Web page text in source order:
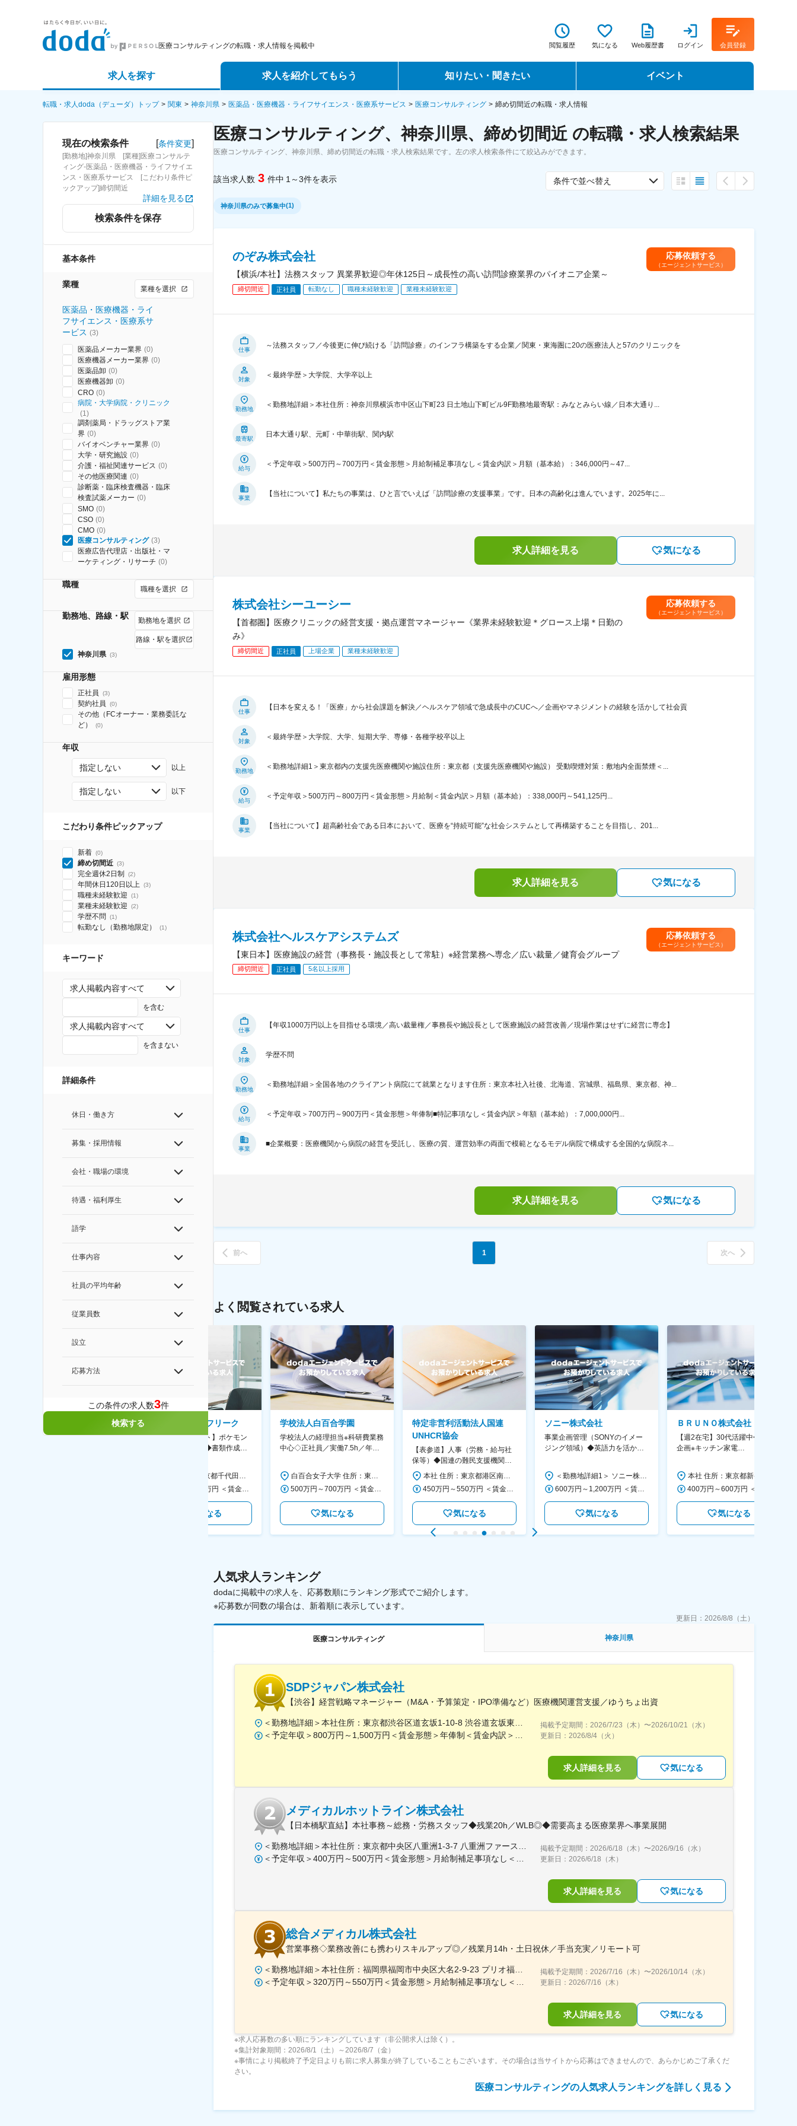
医療コンサルティングの転職・求人情報を掲載中 閲覧履歴 気になる Web履歴書 ログイン 会員登録
求人を探す
詳細条件から探す
求人特集から探す
求人を紹介してもらう
エージェントサービス
スカウトサービス
知りたい・聞きたい
転職ノウハウ
データで見る転職
イベント
転職フェア
転職・求人doda（デューダ）トップ 関東 神奈川県 医薬品・医療機器・ライフサイエンス・医療系サービス 医療コンサルティング 締め切間近の転職・求人情報
現在の検索条件 [条件変更]
[勤務地]神奈川県 [業種]医療コンサルテ
ィング-医薬品・医療機器・ライフサイエ
ンス・医療系サービス [こだわり条件ピ
ックアップ]締切間近
詳細を見る
検索条件を保存
基本条件
業種 業種を選択
医薬品・医療機器・ライ
フサイエンス・医療系サ
ービス (3)
医薬品メーカー業界 (0)
医療機器メーカー業界 (0)
医薬品卸 (0)
医療機器卸 (0)
CRO (0)
病院・大学病院・クリニック
(1)
調剤薬局・ドラッグストア業
界 (0)
バイオベンチャー業界 (0)
大学・研究施設 (0)
介護・福祉関連サービス (0)
その他医療関連 (0)
診断薬・臨床検査機器・臨床
検査試薬メーカー (0)
SMO (0)
CSO (0)
CMO (0)
医療コンサルティング (3)
医療広告代理店・出版社・マ
ーケティング・リサーチ (0)
職種 職種を選択
勤務地、路線・駅 勤務地を選択
路線・駅を選択
神奈川県 (3)
雇用形態
正社員 (3)
契約社員 (0)
その他（FCオーナー・業務委託な
ど）
(0)
年収
指定しない 以上
指定しない 以下
こだわり条件ピックアップ
新着 (0)
締め切間近 (3)
完全週休2日制 (2)
年間休日120日以上 (3)
職種未経験歓迎 (1)
業種未経験歓迎 (2)
学歴不問 (1)
転勤なし（勤務地限定） (1)
キーワード
求人掲載内容すべて
を含む
求人掲載内容すべて
を含まない
詳細条件
休日・働き方
募集・採用情報
会社・職場の環境
待遇・福利厚生
語学
仕事内容
社員の平均年齢
従業員数
設立
応募方法
この条件の求人数3件
検索する
医療コンサルティング、神奈川県、締め切間近 の転職・求人検索結果
医療コンサルティング、神奈川県、締め切間近の転職・求人検索結果です。左の求人検索条件にて絞込みができます。
該当求人数 3 件中 1～3件を表示 条件で並べ替え
神奈川県のみで募集中(1)
のぞみ株式会社
【横浜/本社】法務スタッフ 異業界歓迎◎年休125日～成長性の高い訪問診療業界のパイオニア企業～
締切間近 正社員 転勤なし 職種未経験歓迎 業種未経験歓迎
応募依頼する
（エージェントサービス）
仕事
～法務スタッフ／今後更に伸び続ける「訪問診療」のインフラ構築をする企業／関東・東海圏に20の医療法人と57のクリニックを
対象
＜最終学歴＞大学院、大学卒以上
勤務地
＜勤務地詳細＞本社住所：神奈川県横浜市中区山下町23 日土地山下町ビル9F勤務地最寄駅：みなとみらい線／日本大通り...
最寄駅
日本大通り駅、元町・中華街駅、関内駅
給与
＜予定年収＞500万円～700万円＜賃金形態＞月給制補足事項なし＜賃金内訳＞月額（基本給）：346,000円～47...
事業
【当社について】私たちの事業は、ひと言でいえば「訪問診療の支援事業」です。日本の高齢化は進んでいます。2025年に...
求人詳細を見る 気になる
株式会社シーユーシー
【首都圏】医療クリニックの経営支援・拠点運営マネージャー《業界未経験歓迎＊グロース上場＊日勤の
み》
締切間近 正社員 上場企業 業種未経験歓迎
応募依頼する
（エージェントサービス）
仕事
【日本を変える！「医療」から社会課題を解決／ヘルスケア領域で急成長中のCUCへ／企画やマネジメントの経験を活かして社会貢
対象
＜最終学歴＞大学院、大学、短期大学、専修・各種学校卒以上
勤務地
＜勤務地詳細1＞東京都内の支援先医療機関や施設住所：東京都（支援先医療機関や施設） 受動喫煙対策：敷地内全面禁煙＜...
給与
＜予定年収＞500万円～800万円＜賃金形態＞月給制＜賃金内訳＞月額（基本給）：338,000円～541,125円...
事業
【当社について】超高齢社会である日本において、医療を“持続可能”な社会システムとして再構築することを目指し、201...
求人詳細を見る 気になる
株式会社ヘルスケアシステムズ
【東日本】医療施設の経営（事務長・施設長として常駐）※経営業務へ専念／広い裁量／健育会グループ
締切間近 正社員 5名以上採用
応募依頼する
（エージェントサービス）
仕事
【年収1000万円以上を目指せる環境／高い裁量権／事務長や施設長として医療施設の経営改善／現場作業はせずに経営に専念】
対象
学歴不問
勤務地
＜勤務地詳細＞全国各地のクライアント病院にて就業となります住所：東京本社入社後、北海道、宮城県、福島県、東京都、神...
給与
＜予定年収＞700万円～900万円＜賃金形態＞年俸制■特記事項なし＜賃金内訳＞年額（基本給）：7,000,000円...
事業
■企業概要：医療機関から病院の経営を受託し、医療の質、運営効率の両面で模範となるモデル病院で構成する全国的な病院ネ...
求人詳細を見る 気になる
前へ 1 次へ
よく閲覧されている求人
【横浜※一般職/転勤なし】庶
株式会社ゲームフリーク
【庶務アシスタント】ポケモン
シリーズ開発企業◆書類作成・
本社 住所：東京都千代田区神田錦町2-2-1 KANDASQUARE 受動喫煙対策：屋内全面禁煙 変更の範囲：会社の定める事業所
350万円～500万円 ＜賃金形態＞ 月給制 ＜賃金内訳＞ 月額（基本給）：215,000円～307,000円 固定残業手当/月：76,700円～110,000円（固定残業時間45時間0分/月） 超過した時間外労働の残業手当は追加支給 ＜月給＞ 291,700円～417,000円（一律手当を含む） ＜昇給有無＞ 有 ＜残業手当＞ 有 ＜給与補足＞ ※経験・能力を考慮の上、年齢に関わりなく当社規定により優遇します。 賃金はあくまでも目安の金額であり、選考を通じて上下する可能性があります。 月給(月額)は固定手当を含めた表記です。
気になる
学校法人白百合学園
学校法人の経理担当※科研費業務
中心◇正社員／実働7.5h／年休
大学
白百合女子大学 住所：東京都調布市緑ヶ丘1-25 勤務地最寄駅：京王線／仙川駅 受動喫煙対策：屋内全面禁煙 変更の範囲：会社の定める事業所
500万円～700万円 ＜賃金形態＞ 月給制 ＜賃金内訳＞ 月額（基本給）：280,000円～430,000円 ＜月給＞ 280,000円～430,000円 ＜昇給有無＞ 有 ＜残業手当＞ 有 ＜給与補足＞ ※年齢・過去の経験に基づき、本学規定に合わせ決定 【残業手当】有 /残業時間に応じて全額支給（※想定年収に含む） 【各種手当】扶養手当/住宅手当/通勤手当 等 【賞与】年2回（6月、12月） 【昇給】年1回（4月） 賃金はあくまでも目安の金額であり、選考を通じて上下する可能性があります。 月給(月額)は固定手当を含めた表記です。
気になる
特定非営利活動法人国連
UNHCR協会
【表参道】人事（労務・給与社
保等）◆国連の難民支援機関の
活動を支える日本公式支援窓口
◆正職員登用前提
本社 住所：東京都港区南青山6-10-11 ウェスレーセンター3F 勤務地最寄駅：地下鉄各線／表参道駅 受動喫煙対策：屋内全面禁煙 変更の範囲：会社の定める事業所（リモートワーク含む）
450万円～550万円 ＜賃金形態＞ 月給制 ＜賃金内訳＞ 月額（基本給）：340,000円～420,000円 ＜月給＞ 340,000円～420,000円 ＜昇給有無＞ 有 ＜残業手当＞ 有 ＜給与補足＞ ※能力・経験によって決定します。 ■賞与あり（業績評価に応じて支給） 賃金はあくまでも目安の金額であり、選考を通じて上下する可能性があります。 月給(月額)は固定手当を含めた表記です。
気になる
ソニー株式会社
事業企画管理（SONYのイメー
ジング領域）◆英語力を活か
＜勤務地詳細1＞ ソニー株式会社 住所：神奈川県横浜市西区みなとみらい5-1-1 受動喫煙対策：屋内全面禁煙 ＜勤務地詳細2＞ ソニーシティ大崎 住所：東京都品川区大崎2-10-1 勤務地最寄駅：JR線／大崎駅 受動喫煙対策：屋内全面禁煙 変更の範囲：会社の定める事業所（リモートワーク含む）
600万円～1,200万円 ＜賃金形態＞ 月給制 ＜賃金内訳＞ 月額（基本給）：350,000円～500,000円 ＜月給＞ 350,000円～500,000円 ＜昇給有無＞ 有 ＜残業手当＞ 有 ＜給与補足＞ ※年収は経験や能力を考慮の上、当社規定により決定します。 賃金はあくまでも目安の金額であり、選考を通じて上下する可能性があります。 月給(月額)は固定手当を含めた表記です。
気になる
ＢＲＵＮＯ株式会社
【週2在宅】30代活躍中◆商品
企画※キッチン家電
画～調達／働き方◎
気になる
人気求人ランキング
dodaに掲載中の求人を、応募数順にランキング形式でご紹介します。
※応募数が同数の場合は、新着順に表示しています。
更新日： 2026/8/8（土）
医療コンサルティング 神奈川県
SDPジャパン株式会社
【渋谷】経営戦略マネージャー（M&A・予算策定・IPO準備など）医療機関運営支援／ゆうちょ出資
＜勤務地詳細＞本社住所：東京都渋谷区道玄坂1-10-8 渋谷道玄坂東急ビル6F受動喫煙対策：屋内全面禁煙変更の範囲：会社の定める事業所
＜予定年収＞800万円～1,500万円＜賃金形態＞年俸制＜賃金内訳＞年額（基本給）：8,000,000円～15,000,000円＜月額＞666,666円～1,250,000円（12分割）＜昇給有無＞有＜残業手当＞無賃金はあくまでも目安の金額であり、選考を通じて上下する可能性があります。月給(月額)は固定手当を含めた表記です。
掲載予定期間： 2026/7/23（木） 〜2026/10/21（水）
更新日： 2026/8/4（火）
求人詳細を見る 気になる
メディカルホットライン株式会社
【日本橋駅直結】本社事務～総務・労務スタッフ◆残業20h／WLB◎◆需要高まる医療業界へ事業展開
＜勤務地詳細＞本社住所：東京都中央区八重洲1-3-7 八重洲ファーストフィナンシャルビル13F受動喫煙対策：屋内全面禁煙変更の範囲：会社の定める事業所
＜予定年収＞400万円～500万円＜賃金形態＞月給制補足事項なし＜賃金内訳＞月額（基本給）：235,000円～284,000円固定残業手当/月：45,000円～66,000円（固定残業時間25時間0分/月）超過した時間外労働の残業手当は追加支給＜月給＞280,000円～350,000円（一律手当を含む）＜昇給有無＞有＜残業手当＞有＜給与補足＞※給与詳細は、ご経験やスキルを考慮のうえ決定します。■昇給：年1回 査定により決定■賞与：年2回（7 月・12 月） 都度査定により決定 算定対象期間に準ずる賃金はあくまでも目安の金額であり、選考を通じて上下する可能性があります。月給(月額)は固定手当を含めた表記です。
掲載予定期間： 2026/6/18（木） 〜2026/9/16（水）
更新日： 2026/6/18（木）
求人詳細を見る 気になる
総合メディカル株式会社
営業事務◇業務改善にも携わりスキルアップ◎／残業月14h・土日祝休／手当充実／リモート可
＜勤務地詳細＞本社住所：福岡県福岡市中央区大名2-9-23 プリオ福岡ビル勤務地最寄駅：地下鉄空港線／天神駅受動喫煙対策：屋内全面禁煙変更の範囲：会社の定める事業所
＜予定年収＞320万円～550万円＜賃金形態＞月給制補足事項なし＜賃金内訳＞月額（基本給）：200,000円～246,000円その他固定手当/月：20,000円～110,000円＜月給＞220,000円～356,000円＜昇給有無＞有＜残業手当＞有＜給与補足＞※実際の年収は面談・面接後に経歴や能力に応じて決定します※求人票の想定年収に当てはまらないケースも発生する可能性があります賞与年2回（2025年度実績4.4ヶ月）、昇給年1回住宅補助手当、家族手当、残業手当、休日出勤手当など賃金はあくまでも目安の金額であり、選考を通じて上下する可能性があります。月給(月額)は固定手当を含めた表記です。
掲載予定期間： 2026/7/16（木） 〜2026/10/14（水）
更新日： 2026/7/16（木）
求人詳細を見る 気になる
※求人応募数の多い順にランキングしています（非公開求人は除く）。
※集計対象期間：2026/8/1（土）～2026/8/7（金）
※事情により掲載終了予定日よりも前に求人募集が終了していることもございます。その場合は当サイトから応募はできませんので、あらかじめご了承くだ
さい。
医療コンサルティングの人気求人ランキングを詳しく見る